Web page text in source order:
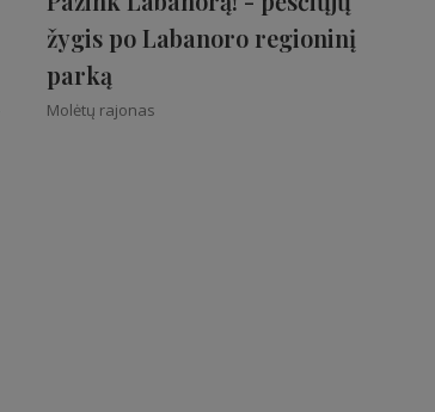
žygis po Labanoro regioninį
parką
Molėtų rajonas